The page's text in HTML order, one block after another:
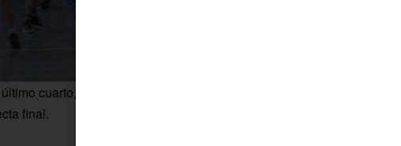
cuarto, siendo también bastante superiores a Fernán Núñez, que
final.